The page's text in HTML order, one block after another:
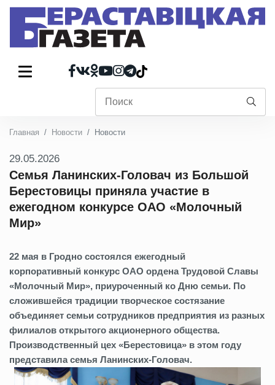
Главная Новости Новости
29.05.2026
Семья Ланинских-Головач из Большой
Берестовицы приняла участие в
ежегодном конкурсе ОАО «Молочный
Мир»
22 мая в Гродно состоялся ежегодный
корпоративный конкурс ОАО ордена Трудовой Славы
«Молочный Мир», приуроченный ко Дню семьи. По
сложившейся традиции творческое состязание
объединяет семьи сотрудников предприятия из разных
филиалов открытого акционерного общества.
Производственный цех «Берестовица» в этом году
представила семья Ланинских-Головач.